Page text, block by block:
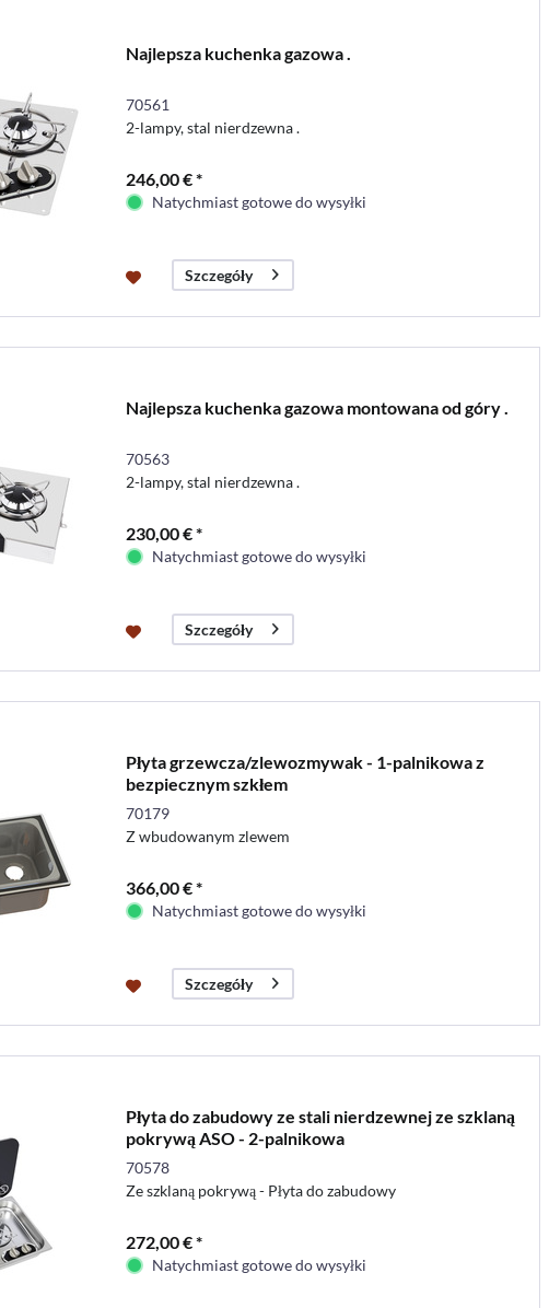
Najlepsza kuchenka gazowa .
70561
2-lampy, stal nierdzewna .
246,00 € *
Natychmiast gotowe do wysyłki
Szczegóły
Najlepsza kuchenka gazowa montowana od góry .
70563
2-lampy, stal nierdzewna .
230,00 € *
Natychmiast gotowe do wysyłki
Szczegóły
Płyta grzewcza/zlewozmywak - 1-palnikowa z
bezpiecznym szkłem
70179
Z wbudowanym zlewem
366,00 € *
Natychmiast gotowe do wysyłki
Szczegóły
Płyta do zabudowy ze stali nierdzewnej ze szklaną
pokrywą ASO - 2-palnikowa
70578
Ze szklaną pokrywą - Płyta do zabudowy
272,00 € *
Natychmiast gotowe do wysyłki